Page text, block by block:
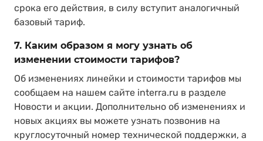
срока его действия, в силу вступит аналогичный
базовый тариф.
7. Каким образом я могу узнать об
изменении стоимости тарифов?
Об изменениях линейки и стоимости тарифов мы
сообщаем на нашем сайте interra.ru в разделе
Новости и акции. Дополнительно об изменениях и
новых акциях вы можете узнать позвонив на
круглосуточный номер технической поддержки, а